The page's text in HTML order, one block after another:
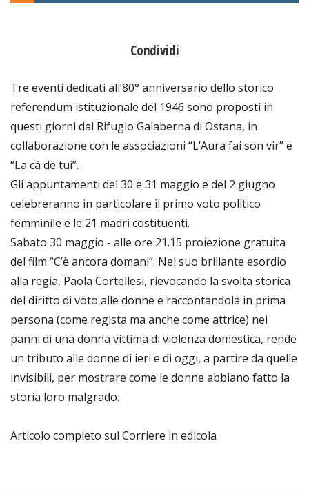
Condividi
Tre eventi dedicati all’80° anniversario dello storico
referendum istituzionale del 1946 sono proposti in
questi giorni dal Rifugio Galaberna di Ostana, in
collaborazione con le associazioni “L’Aura fai son vir” e
“La cà dë tui”.
Gli appuntamenti del 30 e 31 maggio e del 2 giugno
celebreranno in particolare il primo voto politico
femminile e le 21 madri costituenti.
Sabato 30 maggio - alle ore 21.15 proiezione gratuita
del film “C’è ancora domani”. Nel suo brillante esordio
alla regia, Paola Cortellesi, rievocando la svolta storica
del diritto di voto alle donne e raccontandola in prima
persona (come regista ma anche come attrice) nei
panni di una donna vittima di violenza domestica, rende
un tributo alle donne di ieri e di oggi, a partire da quelle
invisibili, per mostrare come le donne abbiano fatto la
storia loro malgrado.
Articolo completo sul Corriere in edicola